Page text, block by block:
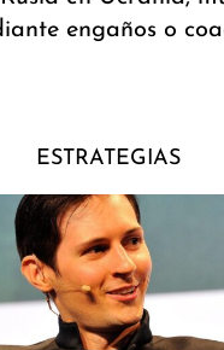
engaños o
ESTRATEGIAS